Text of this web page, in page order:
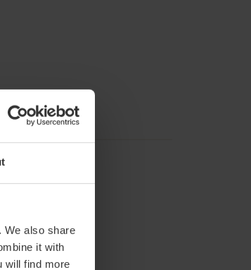
We also share
it with
will find more